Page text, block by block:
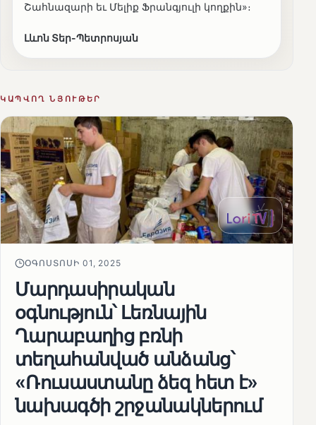
Շահնազարի եւ Մելիք Ֆրանգյուլի կողքին»։
Լևոն Տեր-Պետրոսյան
ԿԱՊՎՈՂ ՆՅՈՒԹԵՐ
ՕԳՈՍՏՈՍԻ 01, 2025
Մարդասիրական
օգնություն՝ Լեռնային
Ղարաբաղից բռնի
տեղահանված անձանց՝
«Ռուսաստանը ձեզ հետ է»
նախագծի շրջանակներում